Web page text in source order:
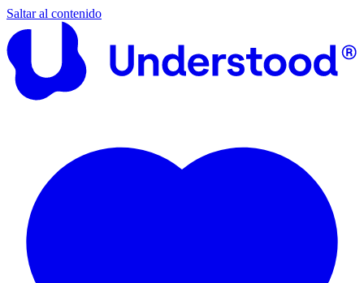
Saltar al contenido